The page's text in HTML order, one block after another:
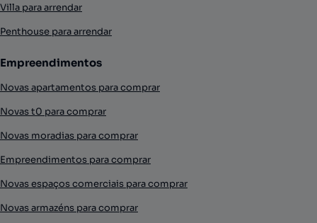
Villa para arrendar
Penthouse para arrendar
Empreendimentos
Novas apartamentos para comprar
Novas t0 para comprar
Novas moradias para comprar
Empreendimentos para comprar
Novas espaços comerciais para comprar
Novas armazéns para comprar